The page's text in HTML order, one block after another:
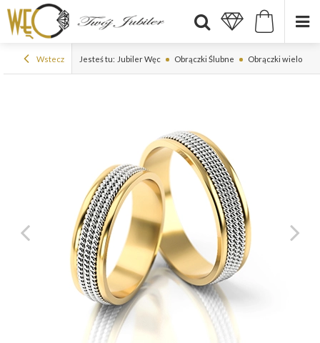
Wstecz Jesteś tu: Jubiler Węc Obrączki Ślubne Obrączki